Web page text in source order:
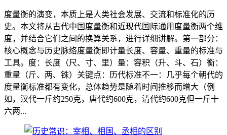
度量衡的演变，本质上是人类社会发展、交流和标准化的历
史。本文将从古代中国度量衡和近现代国际通用度量衡两个维
度，并结合它们之间的换算关系，进行详细讲解。第一部分：
核心概念与历史脉络度量衡即计量长度、容量、重量的标准与
工具。度：长度（尺、寸、里）量：容积（升、斗、石）衡：
重量（斤、两、铢）关键点：历代标准不一：几乎每个朝代的
度量衡标准都有变化，总体趋势是随着时间推移而增大（例
如，汉代一斤约250克，唐代约600克，清代约600克但一斤十
六两...